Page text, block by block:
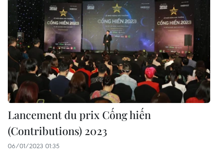
Lancement du prix Cống hiến
(Contributions) 2023
06/01/2023 01:35